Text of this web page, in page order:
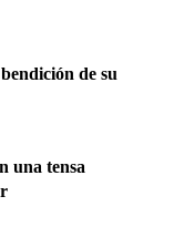
de su
una tensa